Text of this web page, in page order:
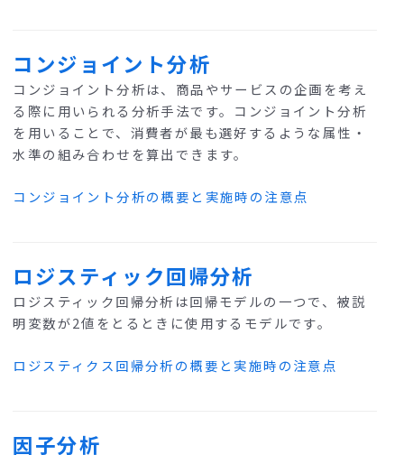
コンジョイント分析
コンジョイント分析は、商品やサービスの企画を考え
る際に用いられる分析手法です。コンジョイント分析
を用いることで、消費者が最も選好するような属性・
水準の組み合わせを算出できます。
コンジョイント分析の概要と実施時の注意点
ロジスティック回帰分析
ロジスティック回帰分析は回帰モデルの一つで、被説
明変数が2値をとるときに使用するモデルです。
ロジスティクス回帰分析の概要と実施時の注意点
因子分析